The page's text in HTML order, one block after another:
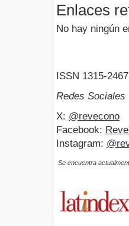
Enlaces
No hay ningún
ISSN 1315-
Redes Sociales
X: @revecono
Facebook:
Instagram:
Se encuentra